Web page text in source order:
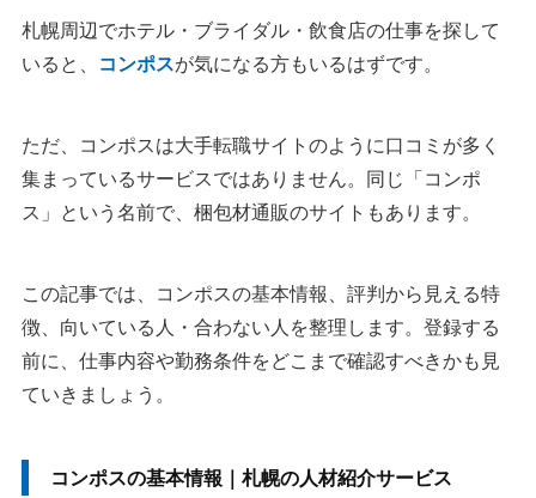
札幌周辺でホテル・ブライダル・飲食店の仕事を探して
いると、
コンポスが気になる方もいるはずです。
ただ、コンポスは大手転職サイトのように口コミが多く
集まっているサービスではありません。同じ「コンポ
ス」という名前で、梱包材通販のサイトもあります。
この記事では、コンポスの基本情報、評判から見える特
徴、向いている人・合わない人を整理します。登録する
前に、仕事内容や勤務条件をどこまで確認すべきかも見
ていきましょう。
コンポスの基本情報｜札幌の人材紹介サービス